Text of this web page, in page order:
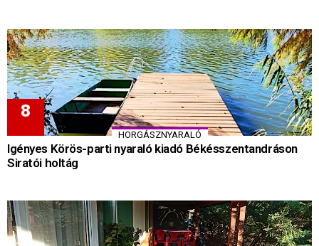
HORGÁSZNYARALÓ
Igényes Körös-parti nyaraló kiadó Békésszentandráson
Siratói holtág